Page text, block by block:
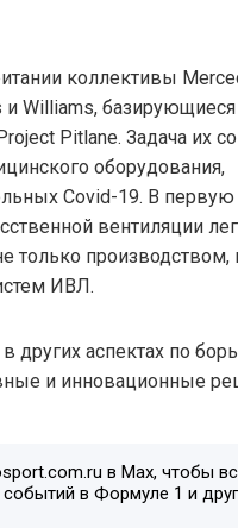
коллективы
и Williams,
Pitlane. Задача их
оборудования,
Covid-19. В первую
вентиляции
только производством,
ИВЛ.
аспектах по
и инновационные
в Max, чтобы
в Формуле 1 и